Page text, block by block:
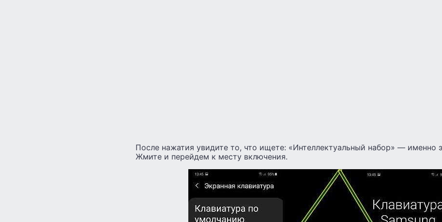
После нажатия увидите то, что ищете: «Интеллектуальный набор» — именно
Жмите и перейдем к месту включения.